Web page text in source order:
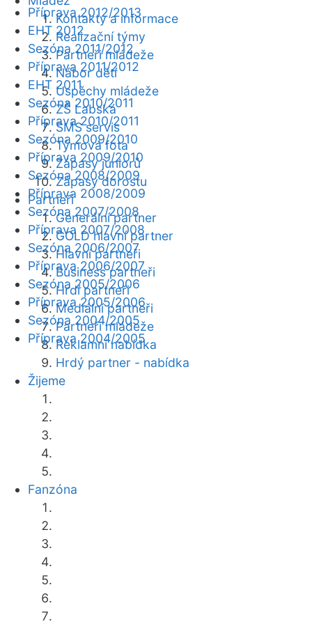
Kontakty a informace
Realizační týmy
Partneři mládeže
Nábor dětí
Úspěchy mládeže
ZŠ Labská
SMS servis
Týmová fota
Zápasy juniorů
Zápasy dorostu
Partneři
Generální partner
GOLD hlavní partner
Hlavní partneři
Business partneři
Hrdí partneři
Mediální partneři
Partneři mládeže
Reklamní nabídka
Hrdý partner - nabídka
Žijeme
Fanzóna
Příprava 2012/2013
EHT 2012
Sezóna 2011/2012
Příprava 2011/2012
EHT 2011
Sezóna 2010/2011
Příprava 2010/2011
Sezóna 2009/2010
Příprava 2009/2010
Sezóna 2008/2009
Příprava 2008/2009
Sezóna 2007/2008
Příprava 2007/2008
Sezóna 2006/2007
Příprava 2006/2007
Sezóna 2005/2006
Příprava 2005/2006
Sezóna 2004/2005
Příprava 2004/2005